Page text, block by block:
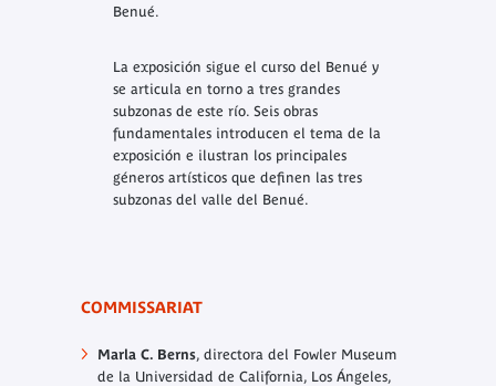
Benué.
La exposición sigue el curso del Benué y
se articula en torno a tres grandes
subzonas de este río. Seis obras
fundamentales introducen el tema de la
exposición e ilustran los principales
géneros artísticos que definen las tres
subzonas del valle del Benué.
COMMISSARIAT
Marla C. Berns, directora del Fowler Museum
de la Universidad de California, Los Ángeles,